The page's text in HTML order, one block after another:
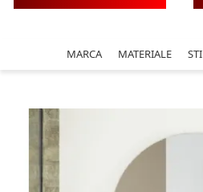
MARCA MATERIALE